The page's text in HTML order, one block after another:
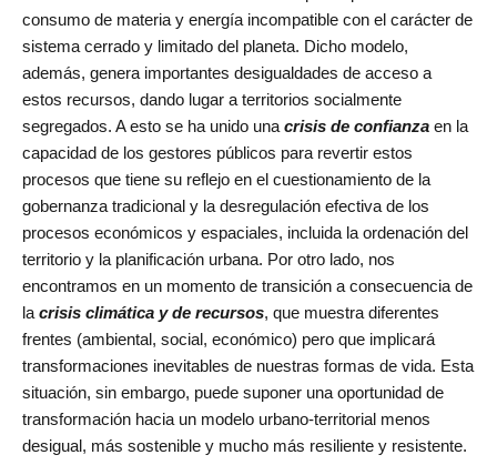
consumo de materia y energía incompatible con el carácter de
sistema cerrado y limitado del planeta. Dicho modelo,
además, genera importantes desigualdades de acceso a
estos recursos, dando lugar a territorios socialmente
segregados. A esto se ha unido una crisis de confianza en la
capacidad de los gestores públicos para revertir estos
procesos que tiene su reflejo en el cuestionamiento de la
gobernanza tradicional y la desregulación efectiva de los
procesos económicos y espaciales, incluida la ordenación del
territorio y la planificación urbana. Por otro lado, nos
encontramos en un momento de transición a consecuencia de
la crisis climática y de recursos, que muestra diferentes
frentes (ambiental, social, económico) pero que implicará
transformaciones inevitables de nuestras formas de vida. Esta
situación, sin embargo, puede suponer una oportunidad de
transformación hacia un modelo urbano-territorial menos
desigual, más sostenible y mucho más resiliente y resistente.